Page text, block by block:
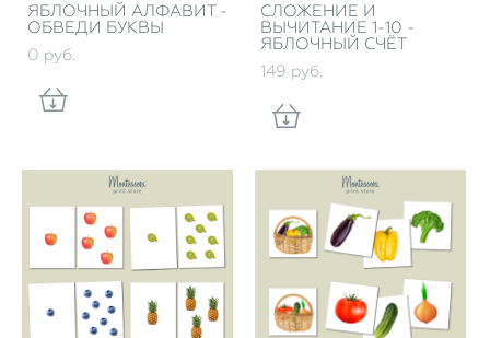
ЯБЛОЧНЫЙ АЛФАВИТ -
ОБВЕДИ БУКВЫ
0 pуб.
СЛОЖЕНИЕ И
ВЫЧИТАНИЕ 1-10 -
ЯБЛОЧНЫЙ СЧЁТ
149 pуб.